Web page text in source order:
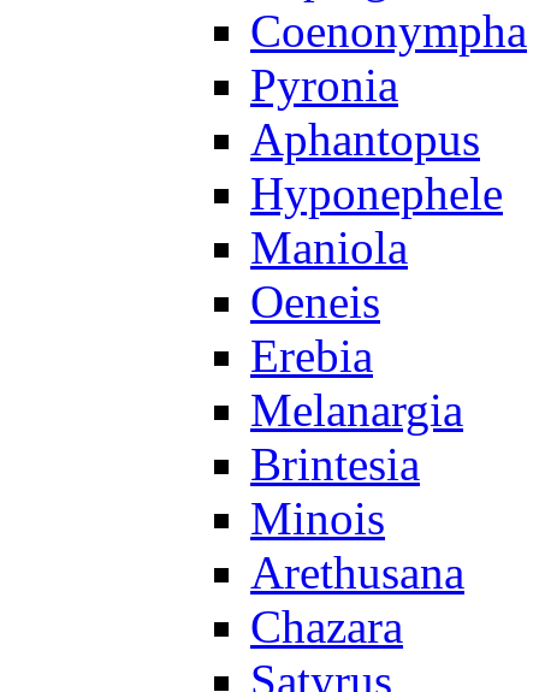
Coenonympha
Pyronia
Aphantopus
Hyponephele
Maniola
Oeneis
Erebia
Melanargia
Brintesia
Minois
Arethusana
Chazara
Satyrus